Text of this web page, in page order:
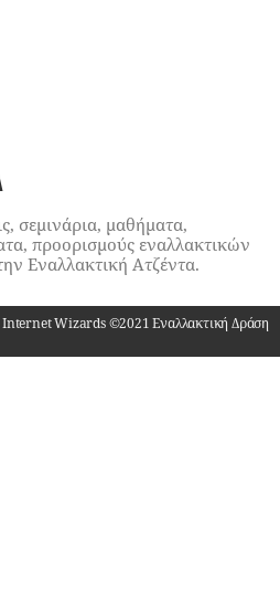
σεμινάρια, μαθήματα,
προορισμούς εναλλακτικών
Εναλλακτική Ατζέντα.
Wizards ©2021 Εναλλακτική Δράση